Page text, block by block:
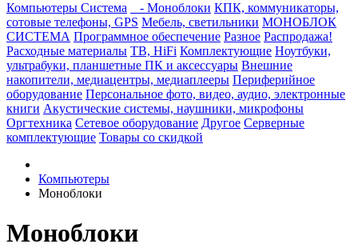
Компьютеры Система
- Моноблоки КПК, коммуникаторы,
сотовые телефоны, GPS Мебель, светильники МОНОБЛОК
СИСТЕМА Программное обеспечение Разное Распродажа!
Расходные материалы ТВ, HiFi Комплектующие Ноутбуки,
ультрабуки, планшетные ПК и аксессуары Внешние
накопители, медиацентры, медиаплееры Периферийное
оборудование Персональное фото, видео, аудио, электронные
книги Акустические системы, наушники, микрофоны
Оргтехника Сетевое оборудование Другое Серверные
комплектующие Товары со скидкой
Компьютеры
Моноблоки
Моноблоки